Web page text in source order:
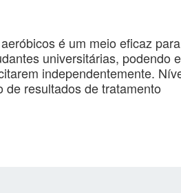
é um meio eficaz
universitárias, podendo
independentemente.
resultados de tratamento